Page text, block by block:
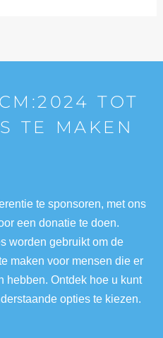
TOT
TE MAKEN
te sponsoren, met ons
een donatie te doen.
worden gebruikt om de
maken voor mensen die er
hebben. Ontdek hoe u kunt
opties te kiezen.